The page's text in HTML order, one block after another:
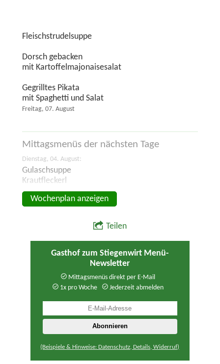
Fleischstrudelsuppe
Dorsch gebacken
mit Kartoffelmajonaisesalat
Gegrilltes Pikata
mit Spaghetti und Salat
Freitag, 07. August
Mittagsmenüs der nächsten Tage
Dienstag, 04. August:
Gulaschsuppe
Krautfleckerl
Wochenplan anzeigen
Teilen
Gasthof zum Stiegenwirt Menü-
Newsletter
Mittagsmenüs direkt per E-Mail
1x pro Woche
Jederzeit abmelden
(Beispiele & Hinweise: Datenschutz, Details, Widerruf)